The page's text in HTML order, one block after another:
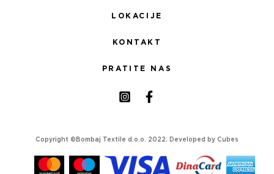
LOKACIJE
KONTAKT
PRATITE NAS
Copyright ©Bombaj Textile d.o.o. 2022. Developed by Cubes